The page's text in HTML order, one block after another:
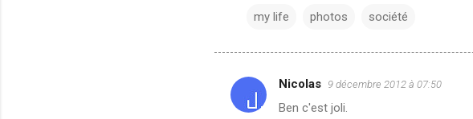
my life photos société
C
o
Nicolas 9 décembre 2012 à 07:50
Ben c'est joli.